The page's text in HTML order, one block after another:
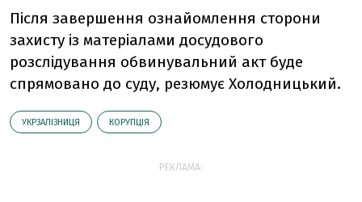
Після завершення ознайомлення сторони
захисту із матеріалами досудового
розслідування обвинувальний акт буде
спрямовано до суду, резюмує Холодницький.
УКРЗАЛІЗНИЦЯ КОРУПЦІЯ
РЕКЛАМА: